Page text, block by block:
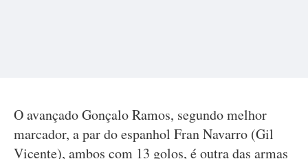
O avançado Gonçalo Ramos, segundo melhor
marcador, a par do espanhol Fran Navarro (Gil
Vicente), ambos com 13 golos, é outra das armas